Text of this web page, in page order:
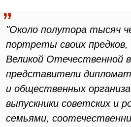
"Около полутора тысяч
портреты своих предков,
Великой Отечественной
представители
и общественных
выпускники советских и
семьями,